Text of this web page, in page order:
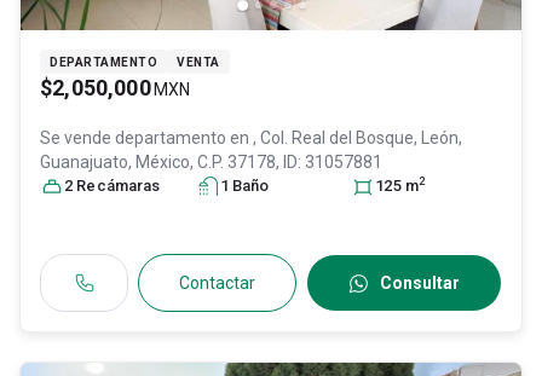
DEPARTAMENTO VENTA
$2,050,000 MXN
Se vende departamento en , Col. Real del Bosque, León,
Guanajuato, México, C.P. 37178, ID: 31057881
2 Recámaras 1 Baño 125 m2
Contactar Consultar